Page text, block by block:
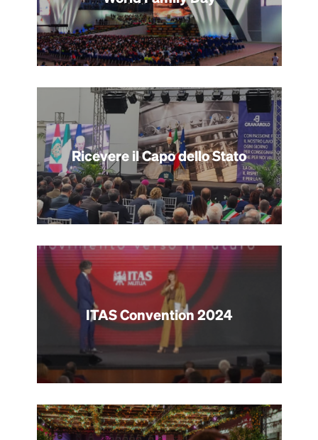
Ricevere il Capo dello Stato
ITAS Convention 2024